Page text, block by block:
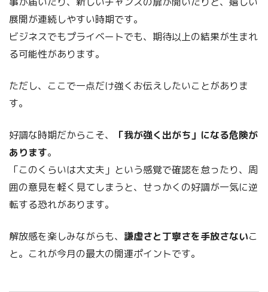
展開が連続しやすい時期です。
ビジネスでもプライベートでも、期待以上の結果が生まれ
る可能性があります。
ただし、ここで一点だけ強くお伝えしたいことがありま
す。
好調な時期だからこそ、
「我が強く出がち」になる危険が
あります。
「このくらいは大丈夫」という感覚で確認を怠ったり、周
囲の意見を軽く見てしまうと、せっかくの好調が一気に逆
転する恐れがあります。
解放感を楽しみながらも、 謙虚さと丁寧さを手放さないこ
と。これが今月の最大の開運ポイントです。